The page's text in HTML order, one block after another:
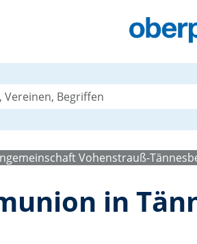
Vohenstrauß-
in